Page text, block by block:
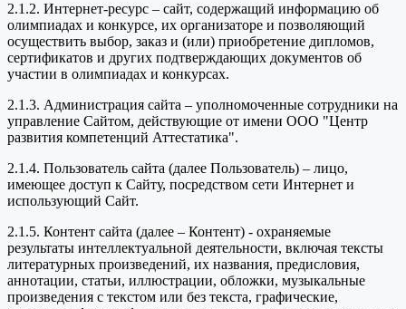
2.1.2. Интернет-ресурс – сайт, содержащий информацию об
олимпиадах и конкурсе, их организаторе и позволяющий
осуществить выбор, заказ и (или) приобретение дипломов,
сертификатов и других подтверждающих документов об
участии в олимпиадах и конкурсах.
2.1.3. Администрация сайта – уполномоченные сотрудники на
управление Сайтом, действующие от имени ООО "Центр
развития компетенций Аттестатика".
2.1.4. Пользователь сайта (далее Пользователь) – лицо,
имеющее доступ к Сайту, посредством сети Интернет и
использующий Сайт.
2.1.5. Контент сайта (далее – Контент) - охраняемые
результаты интеллектуальной деятельности, включая тексты
литературных произведений, их названия, предисловия,
аннотации, статьи, иллюстрации, обложки, музыкальные
произведения с текстом или без текста, графические,